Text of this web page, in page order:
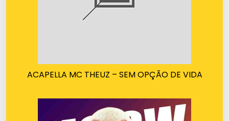
ACAPELLA MC THEUZ – SEM OPÇÃO DE VIDA